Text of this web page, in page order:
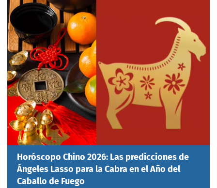
Horóscopo Chino 2026: Las predicciones de
Ángeles Lasso para la Cabra en el Año del
Caballo de Fuego